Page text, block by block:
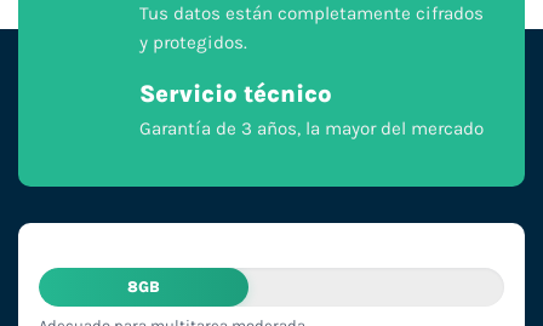
Tus datos están completamente cifrados
y protegidos.
Servicio técnico
Garantía de 3 años, la mayor del mercado
8GB